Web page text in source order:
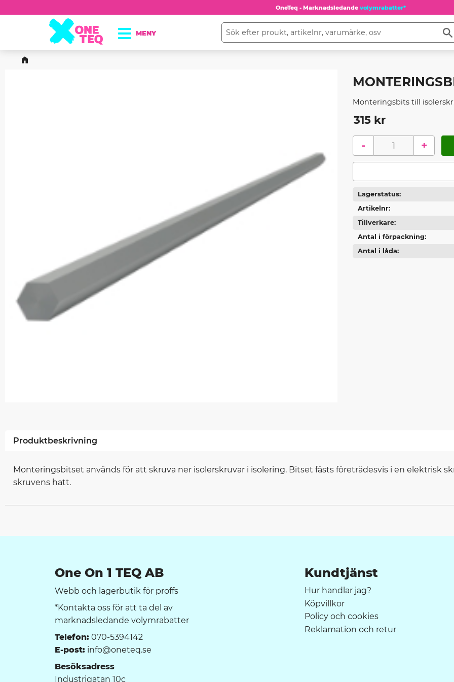
OneTeq - Marknadsledande volymrabatter*
Monteringsbits till
315kr
+
-
Lagerstatus
Artikelnr
Tillverkare
Antal i förpackning
Antal i låda
Produktbeskrivning
Monteringsbitset används för att skruva ner isolerskruvar i isolering. Bitset fästs företrädesvis i en elektrisk
skruvens hatt.
One On 1 TEQ AB
Webb och lagerbutik för proffs
*Kontakta oss för att ta del av
marknadsledande volymrabatter
Telefon: 070-5394142
E-post: info@oneteq.se
Besöksadress
Industrigatan 10c
Kundtjänst
Hur handlar jag?
Köpvillkor
Policy och cookies
Reklamation och retur